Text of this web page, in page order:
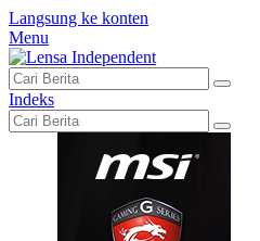
Langsung ke konten
Menu
Indeks